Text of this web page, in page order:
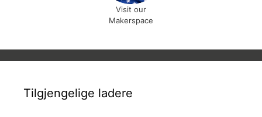
Visit our
Makerspace
Tilgjengelige ladere